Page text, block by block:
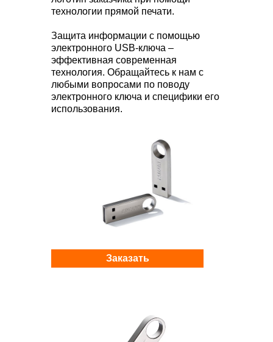
Заказать
технологии прямой печати.
Защита информации с помощью
электронного USB-ключа –
эффективная современная
технология. Обращайтесь к нам с
любыми вопросами по поводу
электронного ключа и специфики его
использования.